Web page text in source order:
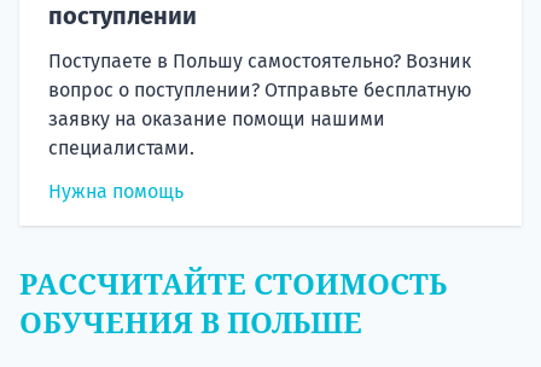
поступлении
Поступаете в Польшу самостоятельно? Возник
вопрос о поступлении? Отправьте бесплатную
заявку на оказание помощи нашими
специалистами.
Нужна помощь
РАССЧИТАЙТЕ СТОИМОСТЬ
ОБУЧЕНИЯ В ПОЛЬШЕ